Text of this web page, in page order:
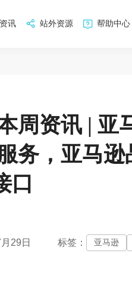
讯 站外资源 帮助中心
周资讯 | 亚
务，亚马
口
29日 标签： 亚马逊